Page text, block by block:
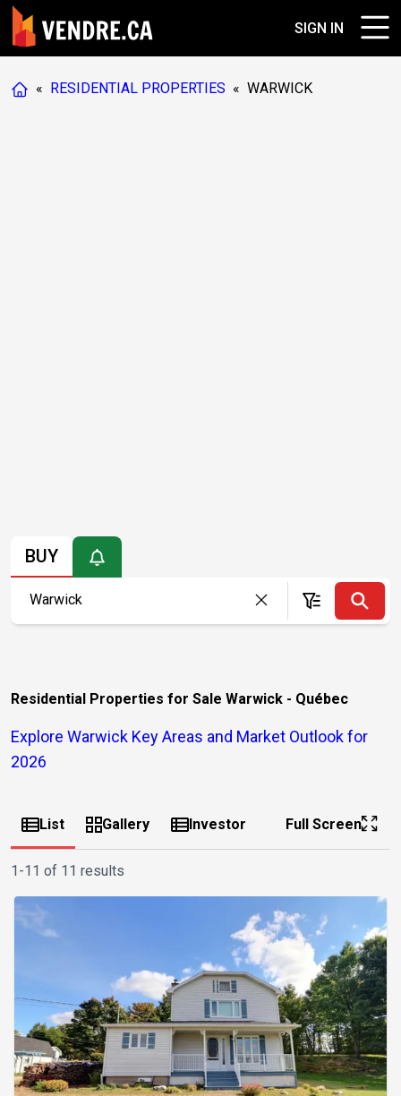
SIGN IN
« RESIDENTIAL PROPERTIES « WARWICK
BUY
Residential Properties for Sale Warwick - Québec
Explore Warwick Key Areas and Market Outlook for
2026
List Gallery Investor Full Screen
1-11 of 11 results